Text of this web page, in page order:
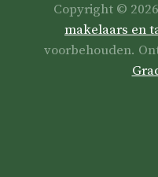
Copyright ©
makelaars en
voorbehouden.